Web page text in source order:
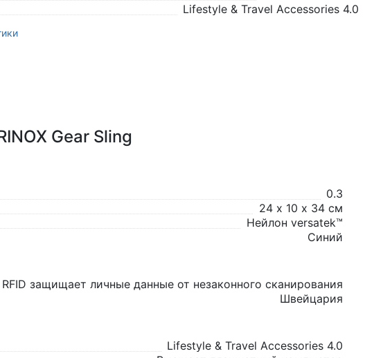
Lifestyle & Travel Accessories 4.0
Gear Sling
0.3
24 х 10 х 34 см
Нейлон versatek™
Синий
защищает личные данные от незаконного сканирования
Швейцария
Lifestyle & Travel Accessories 4.0